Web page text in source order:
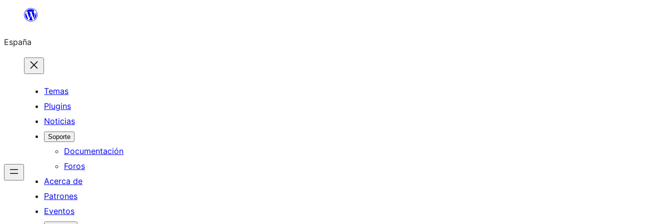
Saltar
contenido
España
Temas
Plugins
Noticias
Soporte
Documentación
Foros
Acerca de
Patrones
Eventos